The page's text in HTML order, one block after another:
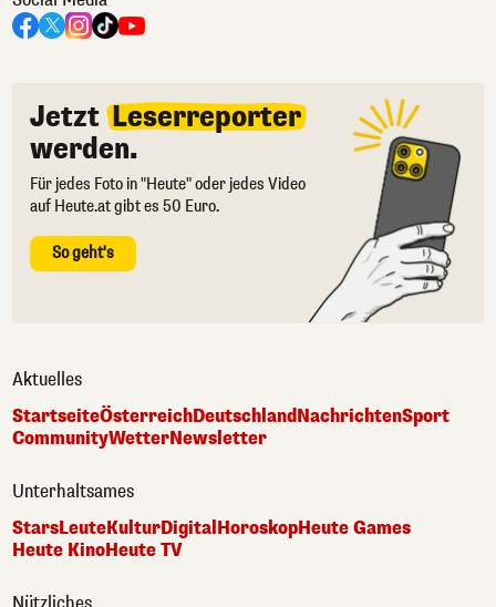
Jetzt Leserreporter
werden.
Für jedes Foto in "Heute" oder jedes Video
auf Heute.at gibt es 50 Euro.
So geht's
Aktuelles
StartseiteÖsterreichDeutschlandNachrichtenSport
CommunityWetterNewsletter
Unterhaltsames
StarsLeuteKulturDigital HoroskopHeute Games
Heute KinoHeute TV